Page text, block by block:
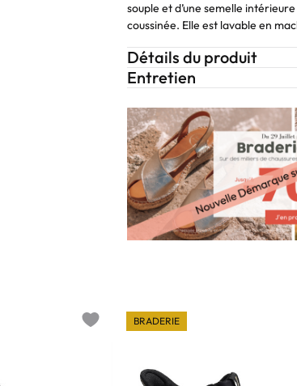
souple et d’une semelle
coussinée. Elle est lavable en
Détails du produit
Entretien
BRADERIE